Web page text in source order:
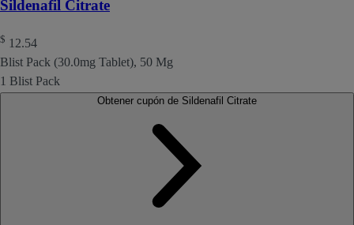
Sildenafil Citrate
$ 12.54
Blist Pack (30.0mg Tablet), 50 Mg
1 Blist Pack